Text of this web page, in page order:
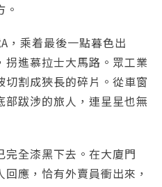
，乘着最後一點暮色出
進慕拉士大馬路。眾工業
割成狹長的碎片。從車窗
跋涉的旅人，連星星也無
全漆黑下去。在大廈門
應，恰有外賣員衝出來，